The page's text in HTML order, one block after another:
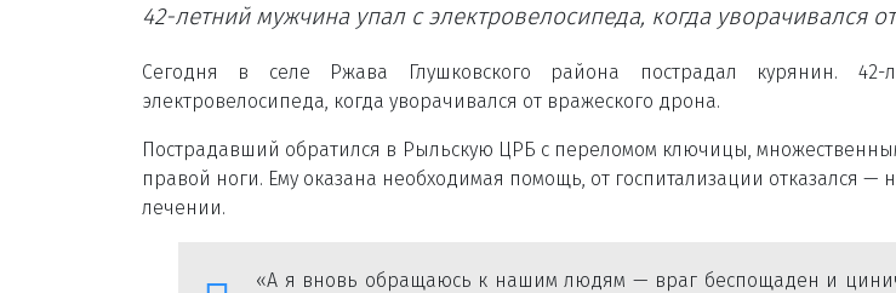
42-летний мужчина упал с электровелосипеда, когда уворачивался
Сегодня в селе Ржава Глушковского района пострадал курянин.
электровелосипеда, когда уворачивался от вражеского дрона.
Пострадавший обратился в Рыльскую ЦРБ с переломом ключицы,
правой ноги. Ему оказана необходимая помощь, от госпитализации отказался —
лечении.
«А я вновь обращаюсь к нашим людям — враг беспощаден и